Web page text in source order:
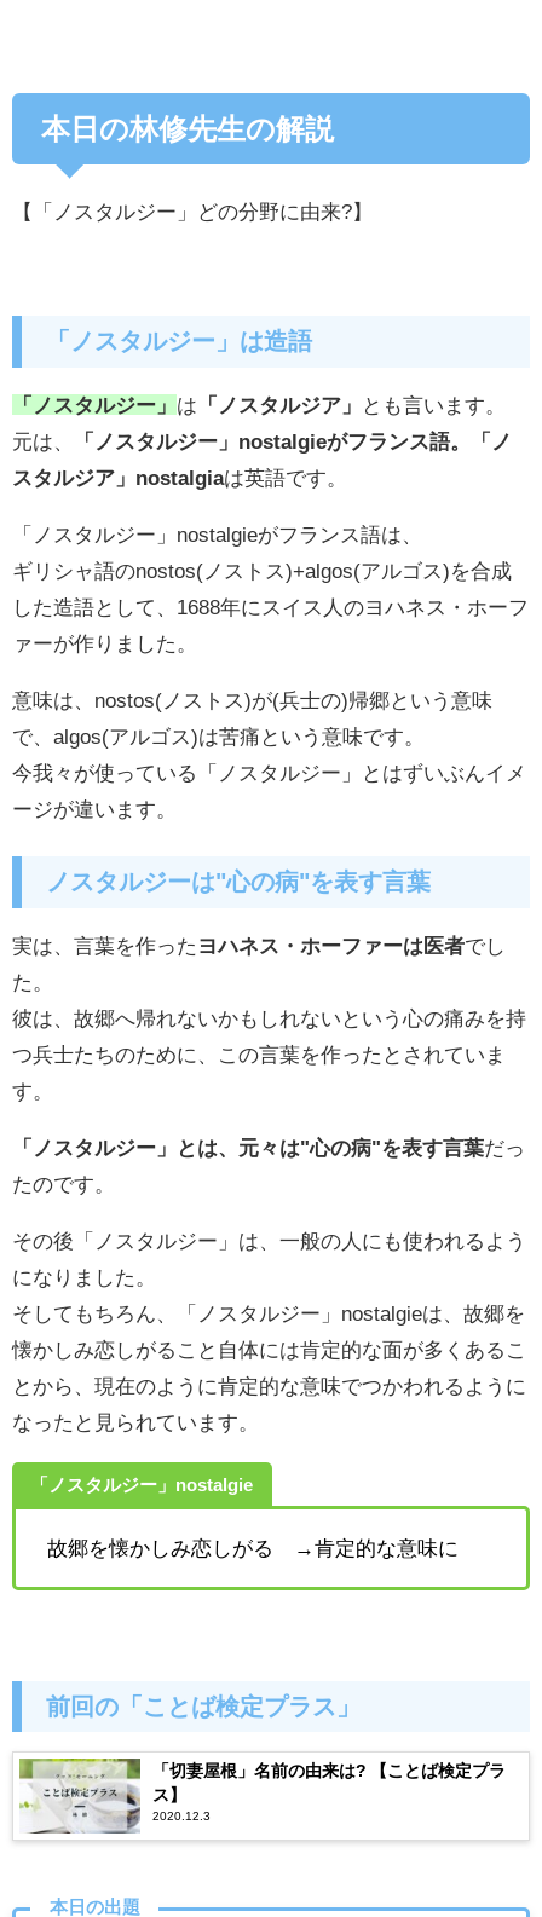
本日の林修先生の解説
【「ノスタルジー」どの分野に由来?】
「ノスタルジー」は造語
「ノスタルジー」 は 「ノスタルジア」
とも言います。
元は、
「ノスタルジー」nostalgieがフランス語。「ノ
スタルジア」nostalgiaは英語です。
「ノスタルジー」nostalgieがフランス語は、
ギリシャ語のnostos(ノストス)+algos(アルゴス)を合成
した造語として、1688年にスイス人のヨハネス・ホーフ
ァーが作りました。
意味は、nostos(ノストス)が(兵士の)帰郷という意味
で、algos(アルゴス)は苦痛という意味です。
今我々が使っている「ノスタルジー」とはずいぶんイメ
ージが違います。
ノスタルジーは"心の病"を表す言葉
実は、言葉を作った ヨハネス・ホーファーは医者でし
た。
彼は、故郷へ帰れないかもしれないという心の痛みを持
つ兵士たちのために、この言葉を作ったとされていま
す。
「ノスタルジー」とは、元々は"心の病"を表す言葉だっ
たのです。
その後「ノスタルジー」は、一般の人にも使われるよう
になりました。
そしてもちろん、「ノスタルジー」nostalgieは、故郷を
懐かしみ恋しがること自体には肯定的な面が多くあるこ
とから、現在のように肯定的な意味でつかわれるように
なったと見られています。
「ノスタルジー」nostalgie
故郷を懐かしみ恋しがる →肯定的な意味に
前回の「ことば検定プラス」
「切妻屋根」名前の由来は? 【ことば検定プラ
ス】
2020.12.3
本日の出題